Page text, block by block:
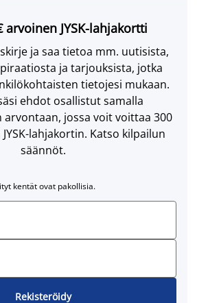
arvoinen JYSK-lahjakortti
ja saa tietoa mm. uutisista,
ja tarjouksista, jotka
tietojesi mukaan.
ehdot osallistut samalla
arvontaan, jossa voit voittaa 300
lahjakortin. Katso kilpailun
säännöt.
kentät ovat pakollisia.
Rekisteröidy